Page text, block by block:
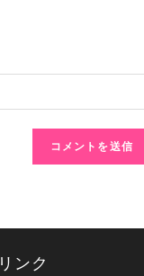
リンク